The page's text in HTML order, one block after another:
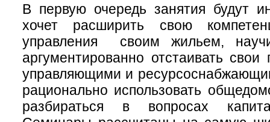
В первую очередь занятия будут
хочет расширить свою
управления своим жильем,
аргументированно отстаивать
управляющими и
рационально использовать
разбираться в вопросах